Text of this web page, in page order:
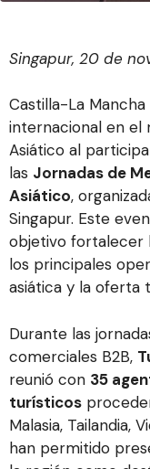
Singapur, 20 de
Castilla-La
internacional en el
Asiático al
las Jornadas de
Asiático,
Singapur. Este
objetivo fortalecer
los principales
asiática y la oferta
Durante las
comerciales B2B,
reunió con 35
turísticos
Malasia, Tailandia,
han permitido